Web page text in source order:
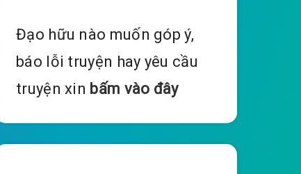
Đạo hữu nào muốn góp ý,
báo lỗi truyện hay yêu cầu
truyện xin bấm vào đây